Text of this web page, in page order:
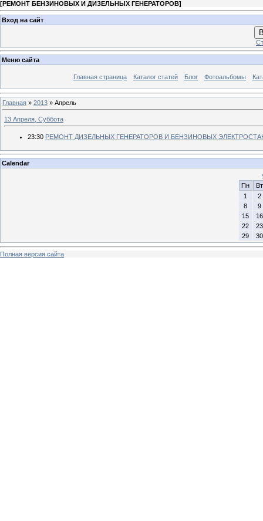
[РЕМОНТ БЕНЗИНОВЫХ И ДИЗЕЛЬНЫХ ГЕНЕРАТОРОВ]
Вход на сайт
Меню сайта
Главная страница Каталог статей Блог Фотоальбомы
Главная » 2013 » Апрель
13 Апреля, Суббота
23:30 РЕМОНТ ДИЗЕЛЬНЫХ ГЕНЕРАТОРОВ И БЕНЗИНОВЫХ
Calendar
Пн
Вт
1
2
8
9
15
16
22
23
29
30
Полная версия сайта